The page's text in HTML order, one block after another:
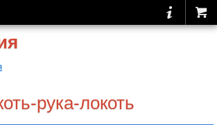
рука-локоть